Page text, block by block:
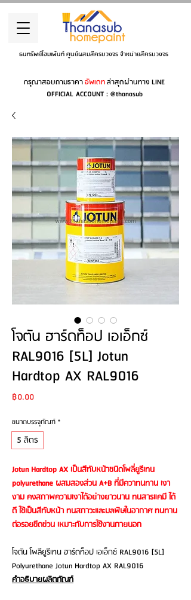
ธนทรัพย์โฮมเพ้นท์ ศูนย์ผสมสีครบวงจร จำหน่ายสีครบวงจร
กรุณาสอบถามราคาอัพเดทล่าสุดผ่านทาง LINE
OFFICIAL ACCOUNT : @thanasub
โจตัน ฮาร์ดท็อป เอเอ็กซ์
RAL9016 [5L] Jotun
Hardtop AX RAL9016
฿0.00Price
ขนาดบรรจุภัณฑ์ *
5 ลิตร
Jotun Hardtop AX เป็นสีทับหน้าชนิดโพลี่ยูรีเทน
polyurethane ผสมสองส่วน A+B ที่มีควาทนทาน เงา
งาม คงสภาพความเงาได้อย่างยาวนาน ทนสารแคมี ได้
ดี ใช้เป็นสีทับหน้า ทนสภาวะและมลพิษในอากาศ ทนทาน
ต่อรอยขีดข่วน เหมาะกับการใช้งานภายนอก
โจตัน โพลียูรีเทน ฮาร์ดท็อป เอเอ็กซ์ RAL9016 [5L]
Polyurethane Jotun Hardtop AX RAL9016
คำอธิบายผลิตภัณฑ์